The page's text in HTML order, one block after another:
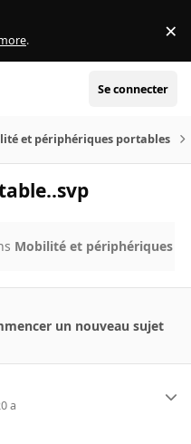
. ×
Se connecter
et périphériques portables
Mobilité et périphériques
un nouveau sujet
a